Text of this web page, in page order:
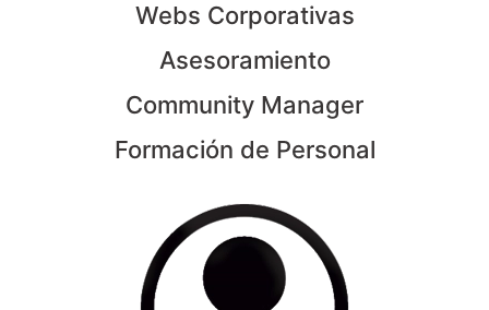
Webs Corporativas
Asesoramiento
Community Manager
Formación de Personal